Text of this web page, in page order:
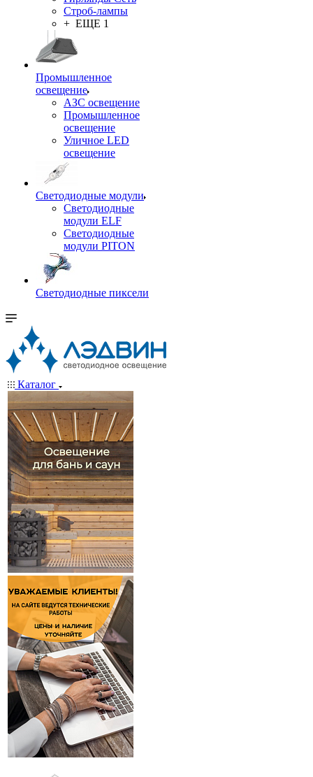
Строб-лампы
+ ЕЩЕ 1
Промышленное
освещение
АЗС освещение
Промышленное
освещение
Уличное LED
освещение
Светодиодные модули
Светодиодные
модули ELF
Светодиодные
модули PITON
Светодиодные пиксели
Каталог